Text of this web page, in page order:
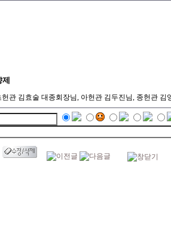
제
관 김효술 대종회장님, 아헌관 김두진님, 종헌관 김